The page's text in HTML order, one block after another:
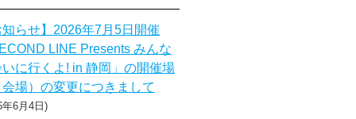
らせ】2026年7月5日開催
LINE Presents みんな
に行くよ! in 静岡」の開催場
場）の変更につきまして
6月4日